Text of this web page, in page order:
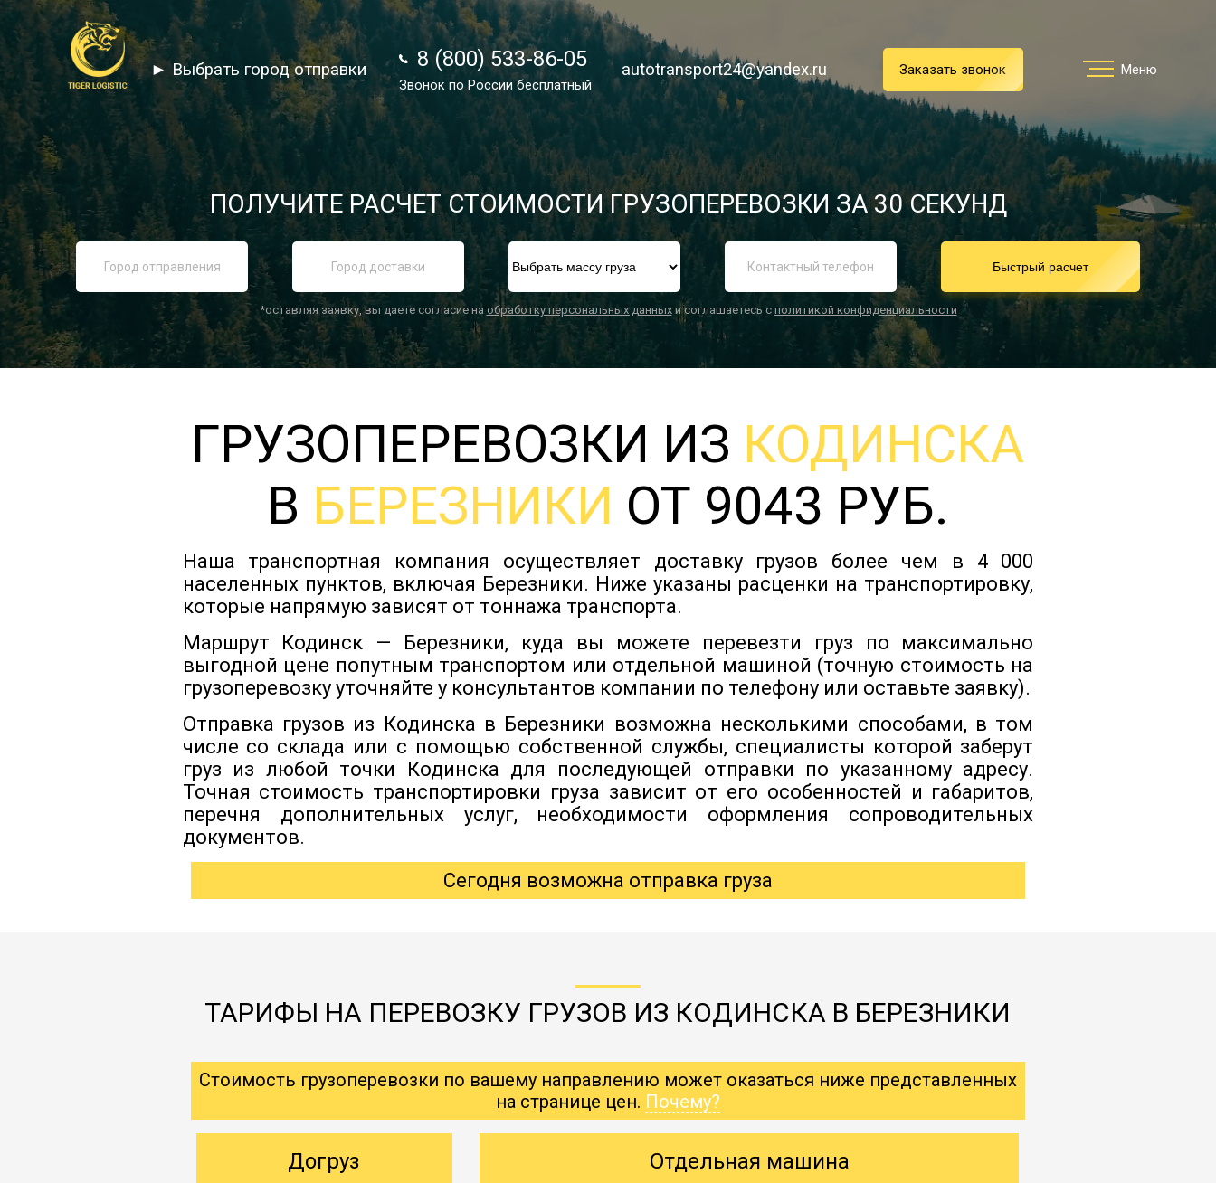
8 (800) 533-86-05
Звонок по России бесплатный
autotransport24@yandex.ru Заказать звонок Меню
Услуги
Преимущества
О компании
Тарифы
Отзывы
Статьи
Новости
Документы
Контакты
► Выбрать город отправки 8 (800) 533-86-05
Звонок по России бесплатный
autotransport24@yandex.ru Заказать звонок Меню
ПОЛУЧИТЕ РАСЧЕТ СТОИМОСТИ ГРУЗОПЕРЕВОЗКИ ЗА 30 СЕКУНД
Быстрый расчет
*оставляя заявку, вы даете согласие на обработку персональных данныхи соглашаетесь с политикой конфиденциальности
ГРУЗОПЕРЕВОЗКИ ИЗ КОДИНСКА
В БЕРЕЗНИКИ ОТ 9043 РУБ.
Наша транспортная компания осуществляет доставку грузов более чем в 4 000
населенных пунктов, включая Березники. Ниже указаны расценки на транспортировку,
которые напрямую зависят от тоннажа транспорта.
Маршрут Кодинск — Березники, куда вы можете перевезти груз по максимально
выгодной цене попутным транспортом или отдельной машиной (точную стоимость на
грузоперевозку уточняйте у консультантов компании по телефону или оставьте заявку).
Отправка грузов из Кодинска в Березники возможна несколькими способами, в том
числе со склада или с помощью собственной службы, специалисты которой заберут
груз из любой точки Кодинска для последующей отправки по указанному адресу.
Точная стоимость транспортировки груза зависит от его особенностей и габаритов,
перечня дополнительных услуг, необходимости оформления сопроводительных
документов.
Сегодня возможна отправка груза
ТАРИФЫ НА ПЕРЕВОЗКУ ГРУЗОВ ИЗ КОДИНСКА В БЕРЕЗНИКИ
Стоимость грузоперевозки по вашему направлению может оказаться ниже представленных
на странице цен. Почему?
Догруз Отдельная машина